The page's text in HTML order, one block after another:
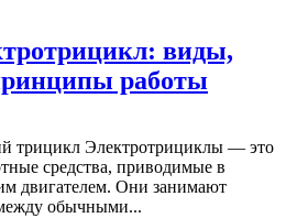
виды,
работы
трицикл Электротрициклы — это
средства, приводимые в
двигателем. Они занимают
обычными...